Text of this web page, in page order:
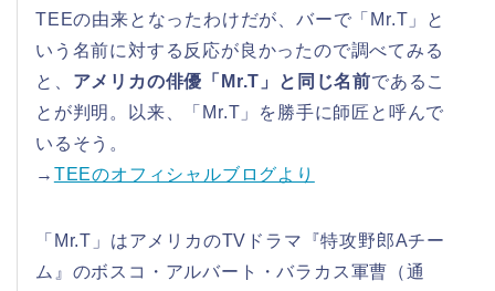
TEEの由来となったわけだが、バーで「Mr.T」と
いう名前に対する反応が良かったので調べてみる
と、 アメリカの俳優「Mr.T」と同じ名前であるこ
とが判明。以来、「Mr.T」を勝手に師匠と呼んで
いるそう。
→ TEEのオフィシャルブログより
「Mr.T」はアメリカのTVドラマ『特攻野郎Aチー
ム』のボスコ・アルバート・バラカス軍曹（通